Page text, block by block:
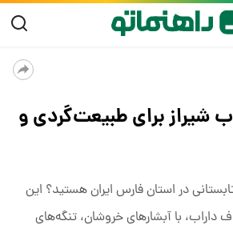
شیراز برای طبیعت‌گردی و
در استان فارس ایران هستید؟ این
داراب، با آبشارهای خروشان، تنگه‌های